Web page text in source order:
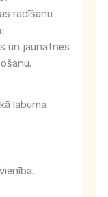
radīšanu
un jaunatnes
labuma